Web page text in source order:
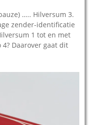
….. Hilversum 3.
zender-identificatie
1 tot en met
4? Daarover gaat dit